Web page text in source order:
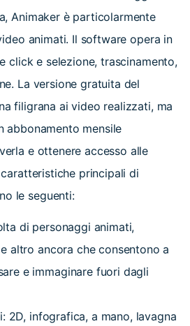
Animaker è particolarmente
animati. Il software opera in
click e selezione, trascinamento,
La versione gratuita del
filigrana ai video realizzati, ma
abbonamento mensile
e ottenere accesso alle
principali di
le seguenti:
di personaggi animati,
altro ancora che consentono a
e immaginare fuori dagli
2D, infografica, a mano, lavagna